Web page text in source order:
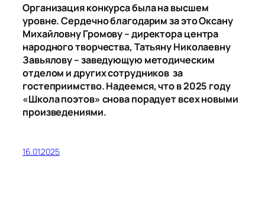
Организация конкурса была на высшем
уровне. Сердечно благодарим за это Оксану
Михайловну Громову – директора центра
народного творчества, Татьяну Николаевну
Завьялову – заведующую методическим
отделом и других сотрудников за
гостеприимство. Надеемся, что в 2025 году
«Школа поэтов» снова порадует всех новыми
произведениями.
16.01.2025